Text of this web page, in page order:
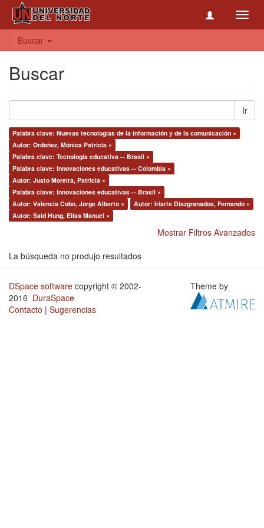
Buscar
Buscar
Ir
Palabra clave: Nuevas tecnologías de la información y de la comunicación ×
Autor: Ordoñez, Mónica Patricia ×
Palabra clave: Tecnología educativa -- Brasil ×
Palabra clave: Innovaciones educativas -- Colombia ×
Autor: Justo Moreira, Patricia ×
Palabra clave: Innovaciones educativas -- Brasil ×
Autor: Valencia Cobo, Jorge Alberto ×
Autor: Iriarte Diazgranados, Fernando ×
Autor: Said Hung, Elías Manuel ×
Mostrar Filtros Avanzados
La búsqueda no produjo resultados
DSpace software copyright © 2002-
2016 DuraSpace
Contacto | Sugerencias
Theme by